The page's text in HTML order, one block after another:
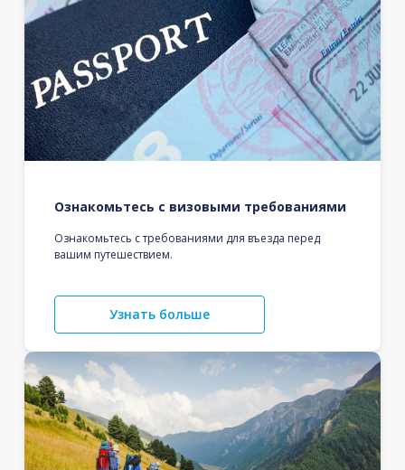
Ознакомьтесь с визовыми требованиями
Ознакомьтесь с требованиями для въезда перед
вашим путешествием.
Узнать больше